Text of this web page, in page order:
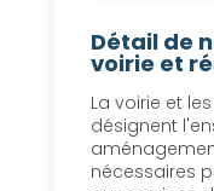
Détail de
voirie et
La voirie et
désignent
nécessaires